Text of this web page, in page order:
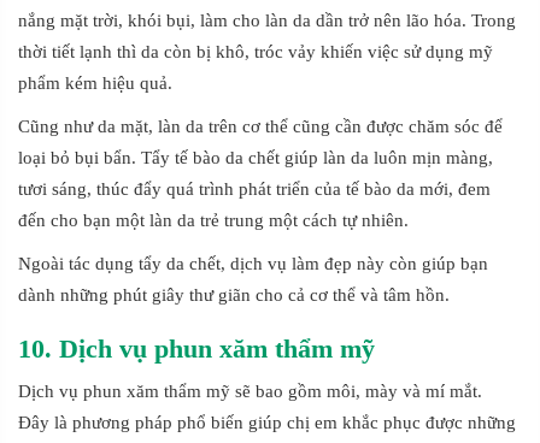
nắng mặt trời, khói bụi, làm cho làn da dần trở nên lão hóa. Trong
thời tiết lạnh thì da còn bị khô, tróc vảy khiến việc sử dụng mỹ
phẩm kém hiệu quả.
Cũng như da mặt, làn da trên cơ thể cũng cần được chăm sóc để
loại bỏ bụi bẩn. Tẩy tế bào da chết giúp làn da luôn mịn màng,
tươi sáng, thúc đẩy quá trình phát triển của tế bào da mới, đem
đến cho bạn một làn da trẻ trung một cách tự nhiên.
Ngoài tác dụng tẩy da chết, dịch vụ làm đẹp này còn giúp bạn
dành những phút giây thư giãn cho cả cơ thể và tâm hồn.
10. Dịch vụ phun xăm thẩm mỹ
Dịch vụ phun xăm thẩm mỹ sẽ bao gồm môi, mày và mí mắt.
Đây là phương pháp phổ biến giúp chị em khắc phục được những